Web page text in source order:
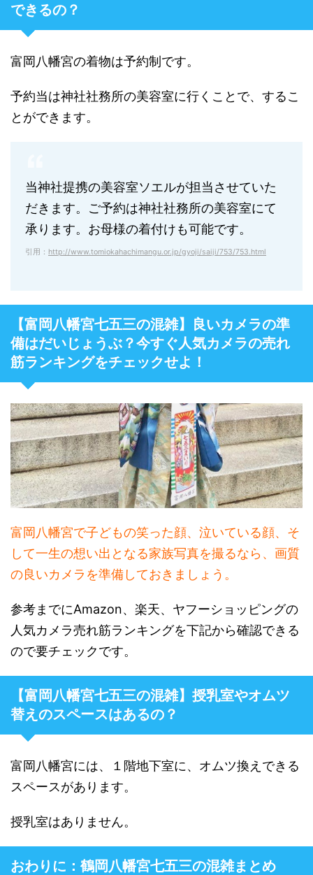
できるの？
富岡八幡宮の着物は予約制です。
予約当は神社社務所の美容室に行くことで、するこ
とができます。
当神社提携の美容室ソエルが担当させていた
だきます。ご予約は神社社務所の美容室にて
承ります。お母様の着付けも可能です。
引用： http://www.tomiokahachimangu.or.jp/gyoji/saiji/753/753.html
【富岡八幡宮七五三の混雑】良いカメラの準
備はだいじょうぶ？今すぐ人気カメラの売れ
筋ランキングをチェックせよ！
富岡八幡宮で子どもの笑った顔、泣いている顔、そ
して一生の想い出となる家族写真を撮るなら、画質
の良いカメラを準備しておきましょう。
参考までにAmazon、楽天、ヤフーショッピングの
人気カメラ売れ筋ランキングを下記から確認できる
ので要チェックです。
【富岡八幡宮七五三の混雑】授乳室やオムツ
替えのスペースはあるの？
富岡八幡宮には、１階地下室に、オムツ換えできる
スペースがあります。
授乳室はありません。
おわりに：鶴岡八幡宮七五三の混雑まとめ